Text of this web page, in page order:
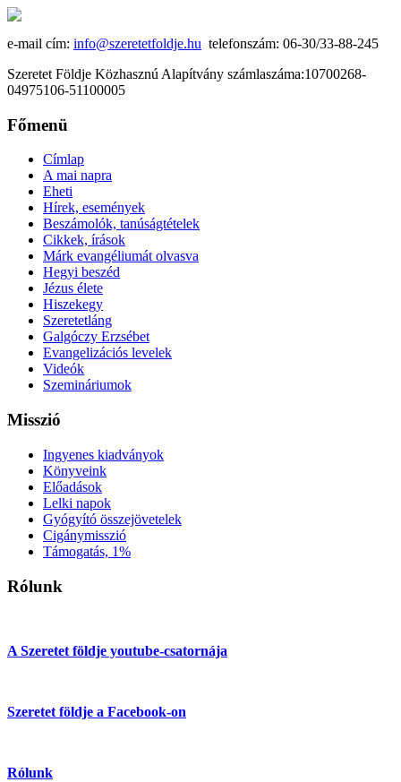
e-mail cím: info@szeretetfoldje.hu telefonszám: 06-30/33-88-245
Szeretet Földje Közhasznú Alapítvány számlaszáma:10700268-
04975106-51100005
Főmenü
Címlap
A mai napra
Eheti
Hírek, események
Beszámolók, tanúságtételek
Cikkek, írások
Márk evangéliumát olvasva
Hegyi beszéd
Jézus élete
Hiszekegy
Szeretetláng
Galgóczy Erzsébet
Evangelizációs levelek
Videók
Szemináriumok
Misszió
Ingyenes kiadványok
Könyveink
Előadások
Lelki napok
Gyógyító összejövetelek
Cigánymisszió
Támogatás, 1%
Rólunk
A Szeretet földje youtube-csatornája
Szeretet földje a Facebook-on
Rólunk